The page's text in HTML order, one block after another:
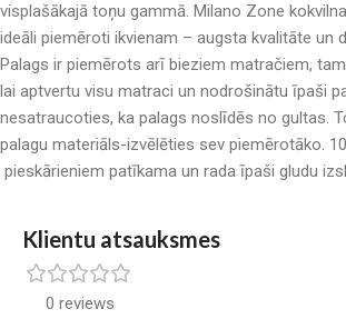
visplašākajā toņu gammā. Milano Zone
ideāli piemēroti ikvienam – augsta kvalitāte un
Palags ir piemērots arī bieziem matračiem,
lai aptvertu visu matraci un nodrošinātu īpaši
nesatraucoties, ka palags noslīdēs no gultas.
palagu materiāls-izvēlēties sev piemērotāko.
pieskārieniem patīkama un rada īpaši gludu
Klientu atsauksmes
0 reviews